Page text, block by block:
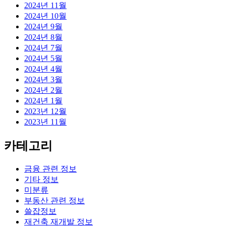
2024년 11월
2024년 10월
2024년 9월
2024년 8월
2024년 7월
2024년 5월
2024년 4월
2024년 3월
2024년 2월
2024년 1월
2023년 12월
2023년 11월
카테고리
금융 관련 정보
기타 정보
미분류
부동산 관련 정보
쓸잡정보
재건축 재개발 정보